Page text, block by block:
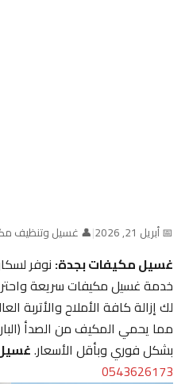
📅 أبريل 21, 2026 |👤 غسيل وتنظيف
غسيل مكيفات بجدة:نوفر لسكان
خدمة غسيل مكيفات سريعة
لك إزالة كافة الأملاح والأتربة
مما يحمي المكيف من الصدأ
بشكل فوري وبأقل الأسعار.غسيل
0543626173